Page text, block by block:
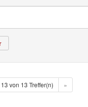
von 13 Treffer(n) »